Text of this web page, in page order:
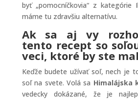
byť „pomocníčkovia“ z kategórie
máme tu zdravšiu alternatívu.
Ak sa aj vy
tento recept so
veci, ktoré by ste
Keďže budete užívať soľ, nech je
soľ na svete. Volá sa Himalájska
vedecky dokázané, že je